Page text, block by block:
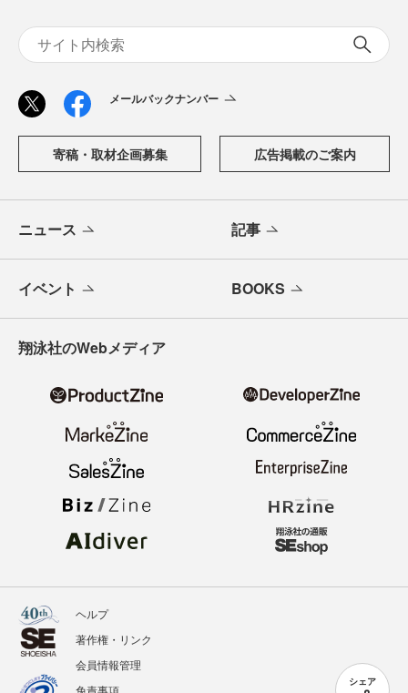
シェア
メールバックナンバー
寄稿・取材企画募集 広告掲載のご案内
ニュース 記事
イベント BOOKS
翔泳社のWebメディア
ヘルプ
著作権・リンク
会員情報管理